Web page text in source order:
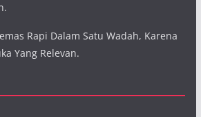
Rapi Dalam Satu Wadah, Karena
Yang Relevan.